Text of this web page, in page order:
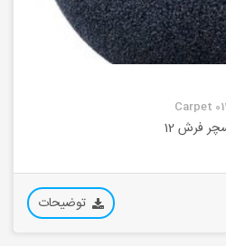
Carpet
فرش 12
توضیحات